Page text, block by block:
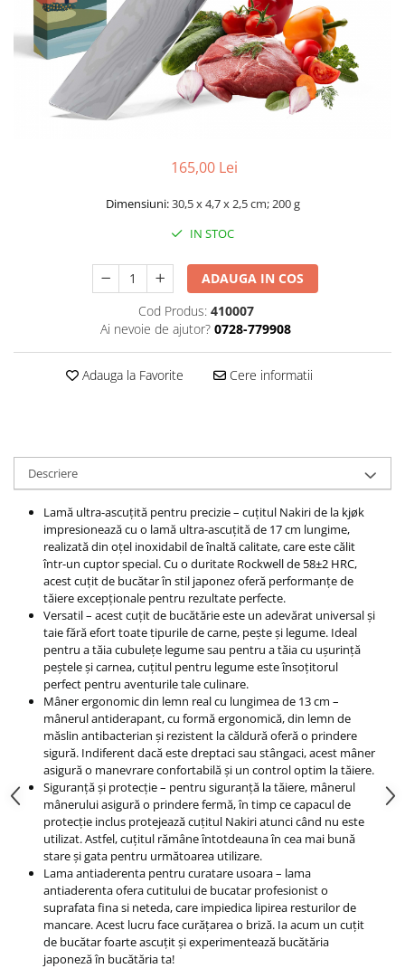
Smartwatch
165,00 Lei
Dimensiuni:30,5 x 4,7 x 2,5 cm; 200 g
IN STOC
ADAUGA IN COS
Cod Produs: 410007
Ai nevoie de ajutor? 0728-779908
Adauga la Favorite Cere informatii
Descriere
Lamă ultra-ascuțită pentru precizie – cuțitul Nakiri de la kjøk
impresionează cu o lamă ultra-ascuțită de 17 cm lungime,
realizată din oțel inoxidabil de înaltă calitate, care este călit
într-un cuptor special. Cu o duritate Rockwell de 58±2 HRC,
acest cuțit de bucătar în stil japonez oferă performanțe de
tăiere excepționale pentru rezultate perfecte.
Versatil – acest cuțit de bucătărie este un adevărat universal și
taie fără efort toate tipurile de carne, pește și legume. Ideal
pentru a tăia cubulețe legume sau pentru a tăia cu ușurință
peștele și carnea, cuțitul pentru legume este însoțitorul
perfect pentru aventurile tale culinare.
Mâner ergonomic din lemn real cu lungimea de 13 cm –
mânerul antiderapant, cu formă ergonomică, din lemn de
măslin antibacterian și rezistent la căldură oferă o prindere
sigură. Indiferent dacă este dreptaci sau stângaci, acest mâner
asigură o manevrare confortabilă și un control optim la tăiere.
Siguranță și protecție – pentru siguranță la tăiere, mânerul
mânerului asigură o prindere fermă, în timp ce capacul de
protecție inclus protejează cuțitul Nakiri atunci când nu este
utilizat. Astfel, cuțitul rămâne întotdeauna în cea mai bună
stare și gata pentru următoarea utilizare.
Lama antiaderenta pentru curatare usoara – lama
antiaderenta ofera cutitului de bucatar profesionist o
suprafata fina si neteda, care impiedica lipirea resturilor de
mancare. Acest lucru face curățarea o briză. Ia acum un cuțit
de bucătar foarte ascuțit și experimentează bucătăria
japoneză în bucătăria ta!